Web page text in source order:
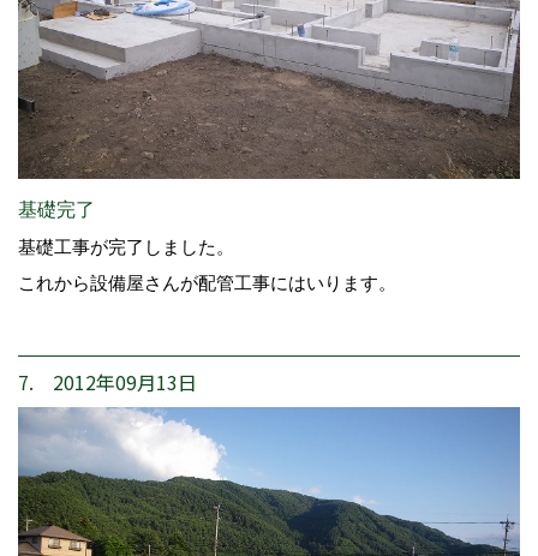
基礎完了
基礎工事が完了しました。
これから設備屋さんが配管工事にはいります。
7. 2012年09月13日